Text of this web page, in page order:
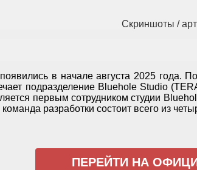
Скриншоты /
в начале августа 2025
подразделение Bluehole Studio
первым сотрудником студии
разработки состоит всего из
ПЕРЕЙТИ НА